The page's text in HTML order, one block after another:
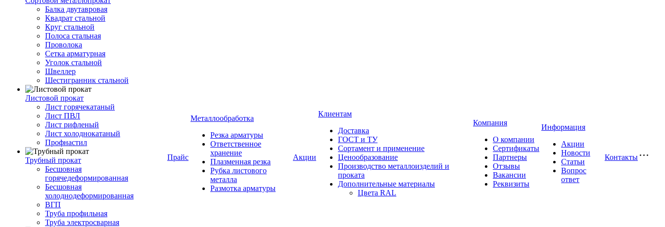
Балка двутавровая
Квадрат стальной
Круг стальной
Полоса стальная
Проволока
Сетка арматурная
Уголок стальной
Швеллер
Шестигранник стальной
Листовой прокат
Лист горячекатаный
Лист ПВЛ
Лист рифленый
Лист холоднокатаный
Профнастил
Трубный прокат
Бесшовная
горячедеформированная
Бесшовная
холоднодеформированная
ВГП
Труба профильная
Труба электросварная
Прайс
Металлообработка
Резка арматуры
Ответственное
хранение
Плазменная резка
Рубка листового
металла
Размотка арматуры
Акции
Клиентам
Доставка
ГОСТ и ТУ
Сортамент и применение
Ценообразование
Производство металлоизделий и
проката
Дополнительные материалы
Цвета RAL
Компания
О компании
Сертификаты
Партнеры
Отзывы
Вакансии
Реквизиты
Информация
Акции
Новости
Статьи
Вопрос
ответ
Контакты